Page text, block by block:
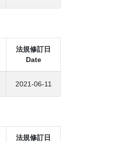
法規修訂日
Date
2021-06-11
法規修訂日